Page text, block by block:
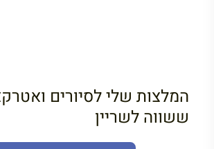
המלצות שלי לסיורים
ששווה לשריין